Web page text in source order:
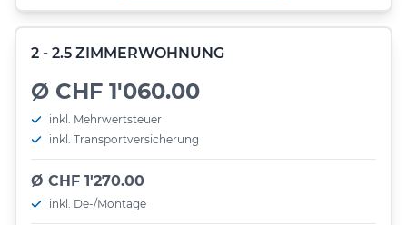
2 - 2.5 ZIMMERWOHNUNG
Ø CHF 1'060.00
inkl. Mehrwertsteuer
inkl. Transportversicherung
Ø CHF 1'270.00
inkl. De-/Montage